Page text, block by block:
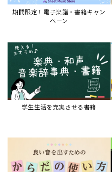
期間限定！電子楽譜・書籍キャン
ペーン
学生生活を充実させる書籍